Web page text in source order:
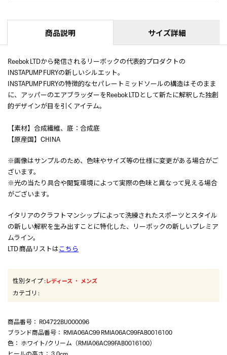
商品説明 サイズ詳細
Reebok LTDから発信されるリーボックの代表的プロダクトの
INSTAPUMP FURYの新しいシルエット。
INSTAPUMP FURYの特徴的なセパレートミッドソールの構造はそのまま
に、アッパーのエアブラッダーをReebok LTDとして新たに解釈した独創
的デザインが目を引くアイテム。
【素材】合成繊維、底：合成底
【原産国】CHINA
※画像はサンプルのため、色味やサイズ等の仕様に変更がある場合がご
ざいます。
※光の当たり具合や閲覧環境によって実際の色味と異なって見える場合
がございます。
イタリアのクラフトマンシップによって洗練されたスポーツとスタイル
の新しい解釈を生み出すことに特化した、リーボックの新しいプレミア
ムライン。
LTD 商品リストはこちら
性別タイプ:レディース ・ メンズ
カテゴリ :
商品番号 ： R04722BU000096
ブランド商品番号 ： RMIA06AC99 RMIA06AC99FAB0016100
色 ： ホワイト/クリーム（RMIA06AC99FAB0016100）
ヒールの高さ ： 3.0cm